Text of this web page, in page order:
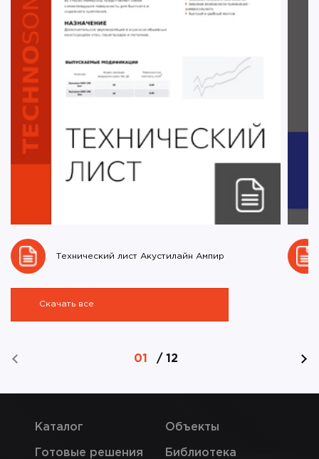
Технический лист Акустилайн Ампир
Скачать все
01 / 12
Каталог
Готовые решения
Объекты
Библиотека